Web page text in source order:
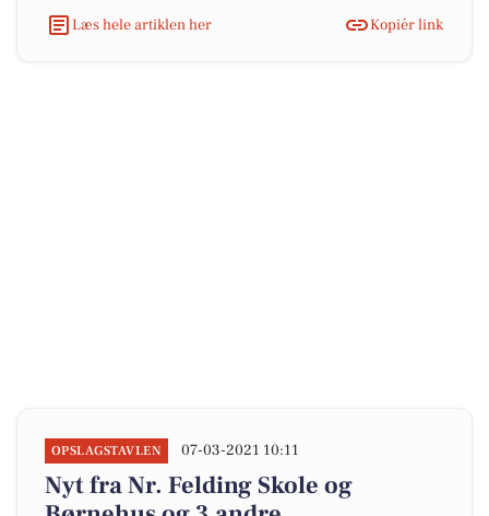
Læs hele artiklen her
Kopiér link
OPSLAGSTAVLEN 07-03-2021 10:11
Nyt fra Nr. Felding Skole og